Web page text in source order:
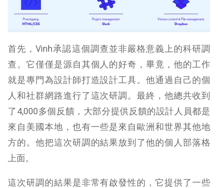
首先，Vinh承認這個調查並非嚴格意義上的科研調
查。它僅僅是源自其個人的好奇，畢竟，他的工作
就是專門為設計師打造設計工具。他通過自己的個
人和社群網路進行了這次研調。最終，他總共收到
了4,000多個反饋，大部分提供反饋的設計人員都是
來自美國本地，也有一些是來自歐洲和世界其他地
方的。他把這次研調的結果放到了他的個人部落格
上面。
這次研調的結果是非常有啟發性的，它提供了一些